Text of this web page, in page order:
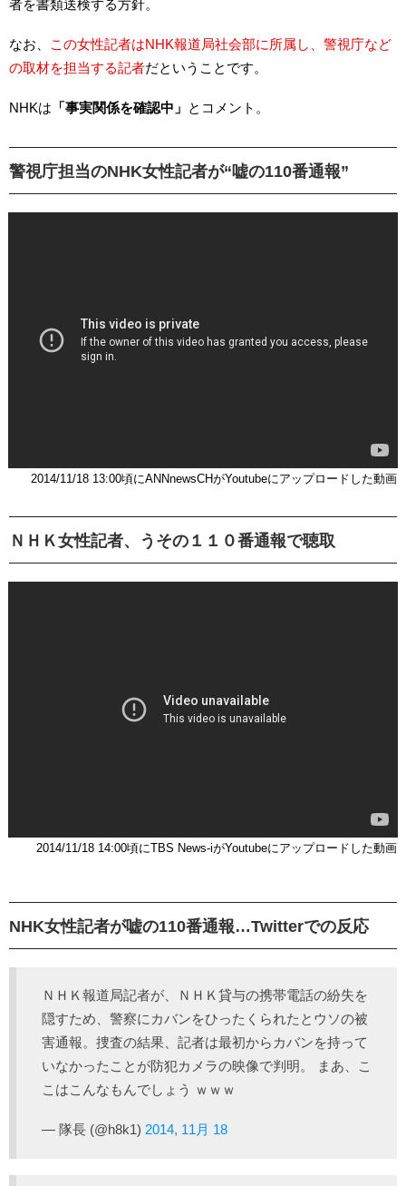
者を書類送検する方針。
なお、
この女性記者はNHK報道局社会部に所属し、警視庁など
の取材を担当する記者だということです。
NHKは 「事実関係を確認中」 とコメント。
警視庁担当のNHK女性記者が“嘘の110番通報”
2014/11/18 13:00頃にANNnewsCHがYoutubeにアップロードした動画
ＮＨＫ女性記者、うその１１０番通報で聴取
2014/11/18 14:00頃にTBS News-iがYoutubeにアップロードした動画
NHK女性記者が嘘の110番通報…Twitterでの反応
ＮＨＫ報道局記者が、ＮＨＫ貸与の携帯電話の紛失を
隠すため、警察にカバンをひったくられたとウソの被
害通報。捜査の結果、記者は最初からカバンを持って
いなかったことが防犯カメラの映像で判明。 まあ、こ
こはこんなもんでしょう ｗｗｗ
— 隊長 (@h8k1) 2014, 11月 18